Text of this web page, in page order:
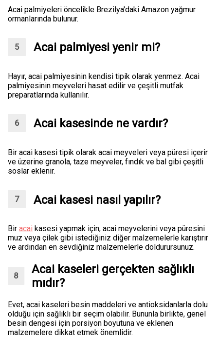
Acai palmiyeleri öncelikle Brezilya'daki Amazon yağmur
ormanlarında bulunur.
Acai palmiyesi yenir mi?
Hayır, acai palmiyesinin kendisi tipik olarak yenmez. Acai
palmiyesinin meyveleri hasat edilir ve çeşitli mutfak
preparatlarında kullanılır.
Acai kasesinde ne vardır?
Bir acai kasesi tipik olarak acai meyveleri veya püresi içerir
ve üzerine granola, taze meyveler, fındık ve bal gibi çeşitli
soslar eklenir.
Acai kasesi nasıl yapılır?
Bir acai kasesi yapmak için, acai meyvelerini veya püresini
muz veya çilek gibi istediğiniz diğer malzemelerle karıştırır
ve ardından en sevdiğiniz malzemelerle doldurursunuz.
Acai kaseleri gerçekten sağlıklı
mıdır?
Evet, acai kaseleri besin maddeleri ve antioksidanlarla dolu
olduğu için sağlıklı bir seçim olabilir. Bununla birlikte, genel
besin dengesi için porsiyon boyutuna ve eklenen
malzemelere dikkat etmek önemlidir.